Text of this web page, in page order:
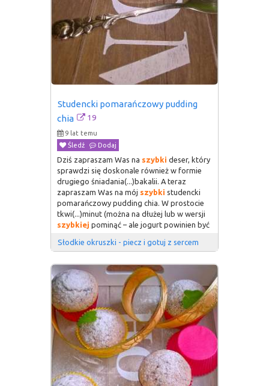
Studencki pomarańczowy pudding
chia
19
9 lat temu
Śledź
Dodaj
Dziś zapraszam Was na szybki deser, który
sprawdzi się doskonale również w formie
drugiego śniadania(...)bakalii. A teraz
zapraszam Was na mój szybki studencki
pomarańczowy pudding chia. W prostocie
tkwi(...)minut (można na dłużej lub w wersji
szybkiej pominąć – ale jogurt powinien być
Słodkie okruszki - piecz i gotuj z sercem